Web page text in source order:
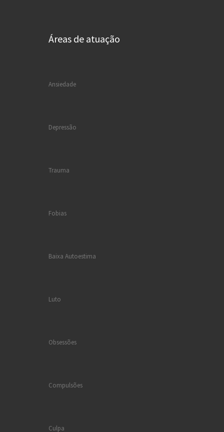
Áreas de atuação
Ansiedade
Depressão
Trauma
Fobias
Baixa Autoestima
Luto
Obsessões
Compulsões
Culpa